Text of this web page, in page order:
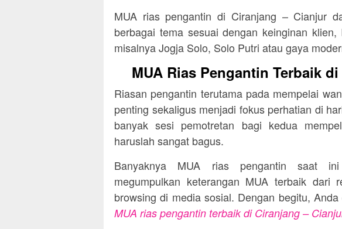
MUA rias pengantin di Ciranjang – Cianjur
berbagai tema sesuai dengan keinginan
misalnya Jogja Solo, Solo Putri atau gaya
MUA Rias Pengantin Terbaik
Riasan pengantin terutama pada mempelai
penting sekaligus menjadi fokus perhatian di
banyak sesi pemotretan bagi kedua
haruslah sangat bagus.
Banyaknya MUA rias pengantin saat
megumpulkan keterangan MUA terbaik dari
browsing di media sosial. Dengan begitu,
MUA rias pengantin terbaik di Ciranjang –